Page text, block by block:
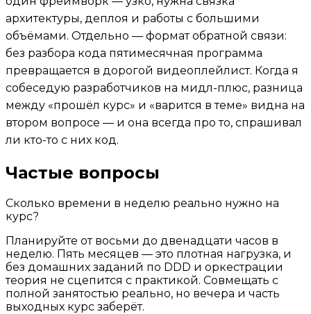
архитектуры, деплоя и работы с большими
объёмами. Отдельно — формат обратной связи:
без разбора кода пятимесячная программа
превращается в дорогой видеоплейлист. Когда я
собеседую разработчиков на мидл-плюс, разница
между «прошёл курс» и «варится в теме» видна на
втором вопросе — и она всегда про то, спрашивал
ли кто-то с них код.
Частые вопросы
Сколько времени в неделю реально нужно на
курс?
Планируйте от восьми до двенадцати часов в
неделю. Пять месяцев — это плотная нагрузка, и
без домашних заданий по DDD и оркестрации
теория не сцепится с практикой. Совмещать с
полной занятостью реально, но вечера и часть
выходных курс заберёт.